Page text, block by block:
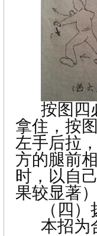
按图四
拿住，按
左手后拉
方的腿前
时，以自
果较显著）
（四）
本招为